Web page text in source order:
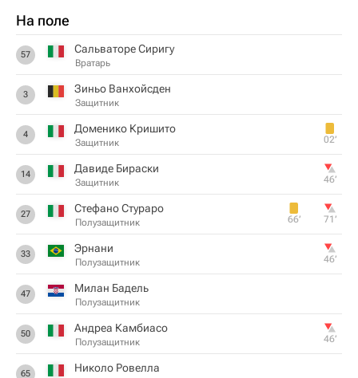
На поле
57 Сальваторе Сиригу
Вратарь
3 Зиньо Ванхойсден
Защитник
4 Доменико Кришито
Защитник 02‎’‎
14 Давиде Бираски
Защитник 46‎’‎
27 Стефано Стураро
Полузащитник 66‎’‎ 71‎’‎
33 Эрнани
Полузащитник 46‎’‎
47 Милан Бадель
Полузащитник
50 Андреа Камбиасо
Полузащитник 46‎’‎
65 Николо Ровелла